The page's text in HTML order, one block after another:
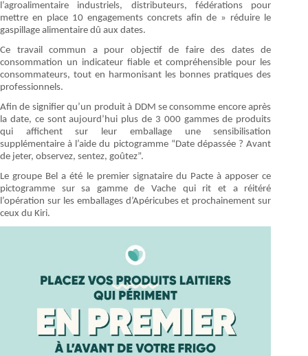
l’agroalimentaire industriels, distributeurs, fédérations pour
mettre en place 10 engagements concrets afin de » réduire le
gaspillage alimentaire dû aux dates.
Ce travail commun a pour objectif de faire des dates de
consommation un indicateur fiable et compréhensible pour les
consommateurs, tout en harmonisant les bonnes pratiques des
professionnels.
Afin de signifier qu’un produit à DDM se consomme encore après
la date, ce sont aujourd’hui plus de 3 000 gammes de produits
qui affichent sur leur emballage une sensibilisation
supplémentaire à l’aide du pictogramme “Date dépassée ? Avant
de jeter, observez, sentez, goûtez”.
Le groupe Bel a été le premier signataire du Pacte à apposer ce
pictogramme sur sa gamme de Vache qui rit et a réitéré
l’opération sur les emballages d’Apéricubes et prochainement sur
ceux du Kiri.